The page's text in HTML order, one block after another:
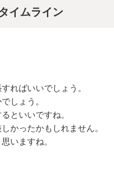
イムライン
ればいいでしょう。
しょう。
といいですね。
かったかもしれません。
いますね。